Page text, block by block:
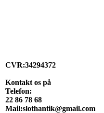
CVR:34294372
Kontakt os på
Telefon:
22 86 78 68
Mail:slothantik@gmail.com